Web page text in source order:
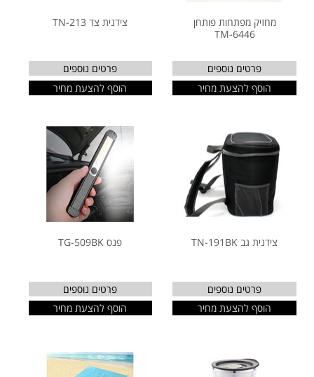
מחזיק מפתחות פותחן
TM-6446
פרטים נוספים
הוסף להצעת מחיר
צידנית צד TN-213
פרטים נוספים
הוסף להצעת מחיר
צידנית גב TN-191BK
פרטים נוספים
הוסף להצעת מחיר
פנס TG-509BK
פרטים נוספים
הוסף להצעת מחיר